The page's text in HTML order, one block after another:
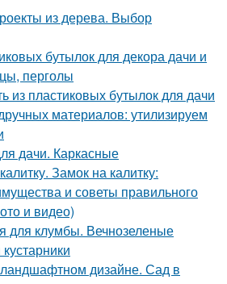
из дерева. Выбор
бутылок для декора дачи и
перголы
из пластиковых бутылок для дачи
материалов: утилизируем
дачи. Каркасные
Замок на калитку:
и советы правильного
и видео)
для клумбы. Вечнозеленые
дизайне. Сад в